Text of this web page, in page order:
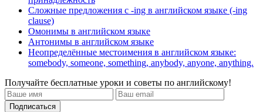
Сложные предложения с -ing в английском языке (-ing
clause)
Омонимы в английском языке
Антонимы в английском языке
Неопределённые местоимения в английском языке:
somebody, someone, something, anybody, anyone, anything.
Получайте бесплатные уроки и советы по английскому!